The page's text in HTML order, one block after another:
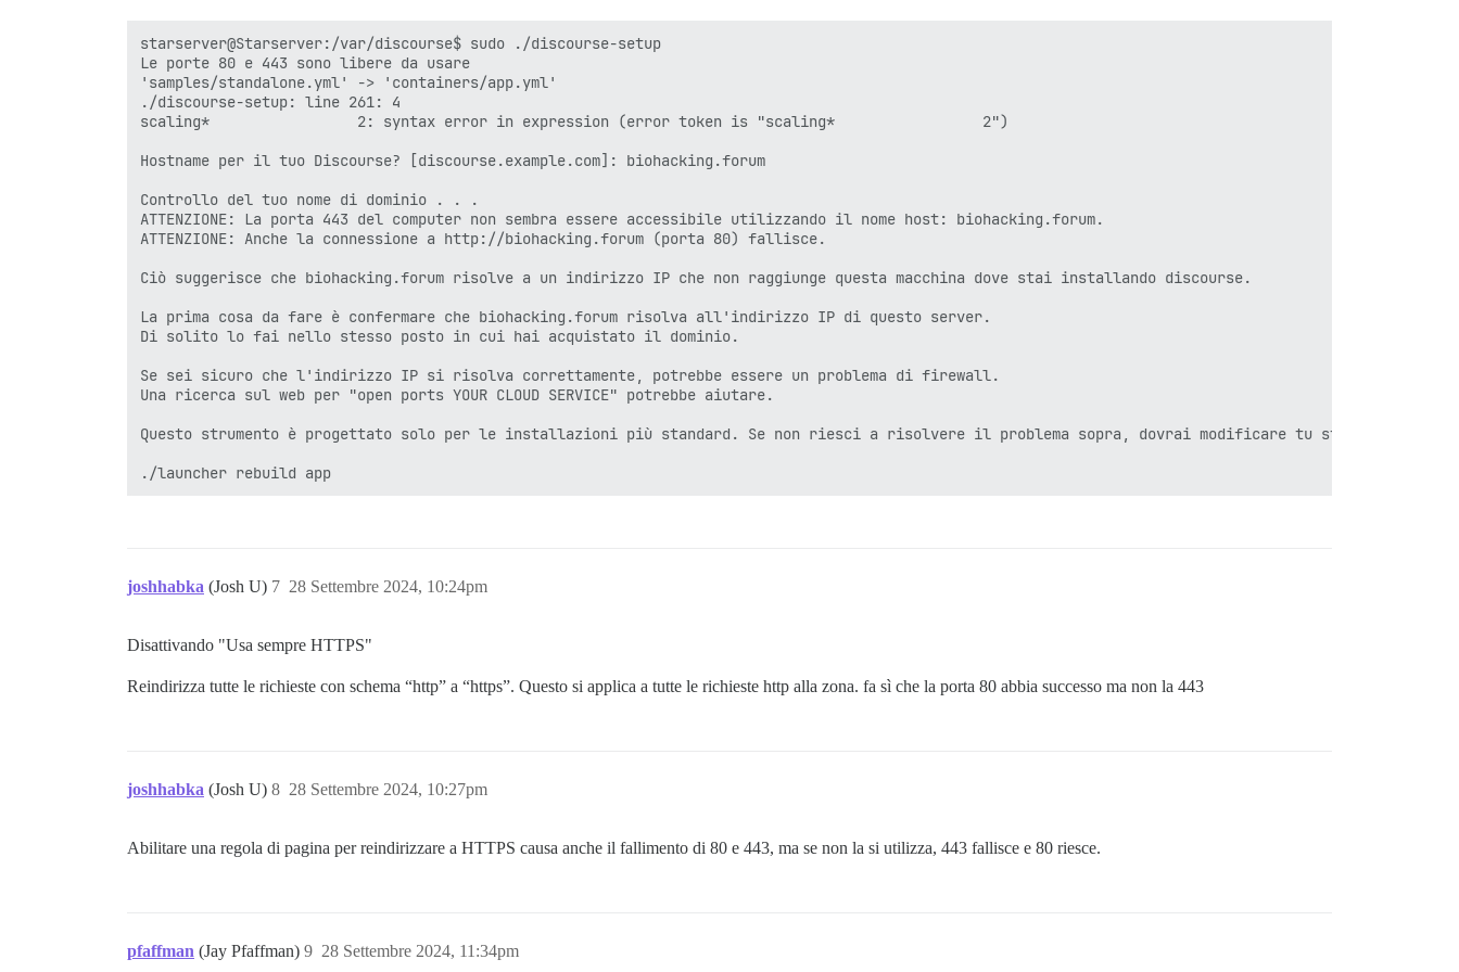
starserver@Starserver:/var/discourse$ sudo ./discourse-setup
Le porte 80 e 443 sono libere da usare
'samples/standalone.yml' -> 'containers/app.yml'
./discourse-setup: line 261: 4
scaling*                 2: syntax error in expression (error token is "scaling*                 2")
Hostname per il tuo Discourse? [discourse.example.com]: biohacking.forum
Controllo del tuo nome di dominio . . .
ATTENZIONE: La porta 443 del computer non sembra essere accessibile utilizzando il nome host: biohacking.forum.
ATTENZIONE: Anche la connessione a http://biohacking.forum (porta 80) fallisce.
Ciò suggerisce che biohacking.forum risolve a un indirizzo IP che non raggiunge questa macchina dove stai installando discourse.
La prima cosa da fare è confermare che biohacking.forum risolva all'indirizzo IP di questo server.
Di solito lo fai nello stesso posto in cui hai acquistato il dominio.
Se sei sicuro che l'indirizzo IP si risolva correttamente, potrebbe essere un problema di firewall.
Una ricerca sul web per "open ports YOUR CLOUD SERVICE" potrebbe aiutare.
Questo strumento è progettato solo per le installazioni più standard. Se non riesci a risolvere il problema sopra, dovrai modificare tu stesso
joshhabka (Josh U) 28 Settembre 2024, 10:24pm
7
Disattivando "Usa sempre HTTPS"
Reindirizza tutte le richieste con schema “http” a “https”. Questo si applica a tutte le richieste http alla zona. fa sì che la porta 80 abbia successo ma non la 443
joshhabka (Josh U) 28 Settembre 2024, 10:27pm
8
Abilitare una regola di pagina per reindirizzare a HTTPS causa anche il fallimento di 80 e 443, ma se non la si utilizza, 443 fallisce e 80 riesce.
pfaffman (Jay Pfaffman) 28 Settembre 2024, 11:34pm
9